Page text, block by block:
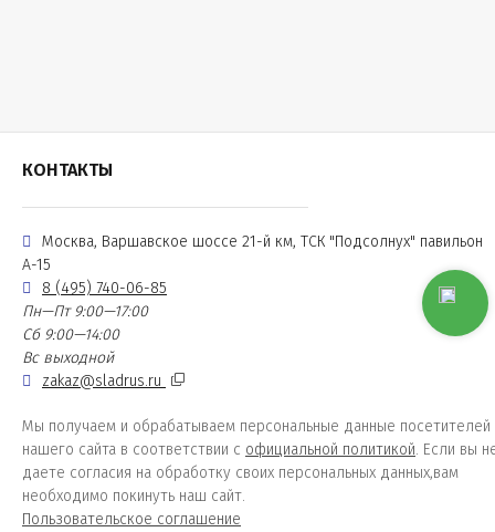
КОНТАКТЫ
Москва, Варшавское шоссе 21-й км, ТСК "Подсолнух" павильон
А-15
8 (495) 740-06-85
Пн—Пт 9:00—17:00
Сб 9:00—14:00
Вс выходной
zakaz@sladrus.ru
Мы получаем и обрабатываем персональные данные посетителей
нашего сайта в соответствии с официальной политикой. Если вы
даете согласия на обработку своих персональных данных,вам
необходимо покинуть наш сайт.
Пользовательское соглашение